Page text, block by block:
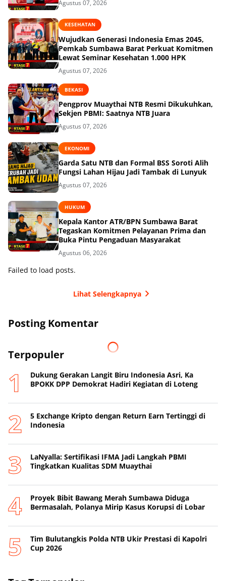
Agustus 07, 2026
KESEHATAN
Wujudkan Generasi Indonesia Emas 2045,
Pemkab Sumbawa Barat Perkuat Komitmen
Lewat Seminar Kesehatan 1.000 HPK
Agustus 07, 2026
BEKASI
Pengprov Muaythai NTB Resmi Dikukuhkan,
Sekjen PBMI: Saatnya NTB Juara
Agustus 07, 2026
EKONOMI
Garda Satu NTB dan Formal BSS Soroti Alih
Fungsi Lahan Hijau Jadi Tambak di Lunyuk
Agustus 07, 2026
HUKUM
Kepala Kantor ATR/BPN Sumbawa Barat
Tegaskan Komitmen Pelayanan Prima dan
Buka Pintu Pengaduan Masyarakat
Agustus 06, 2026
Failed to load posts.
Lihat Selengkapnya
Posting Komentar
Terpopuler
Dukung Gerakan Langit Biru Indonesia Asri, Ka
BPOKK DPP Demokrat Hadiri Kegiatan di Loteng
5 Exchange Kripto dengan Return Earn Tertinggi di
Indonesia
LaNyalla: Sertifikasi IFMA Jadi Langkah PBMI
Tingkatkan Kualitas SDM Muaythai
Proyek Bibit Bawang Merah Sumbawa Diduga
Bermasalah, Polanya Mirip Kasus Korupsi di Lobar
Tim Bulutangkis Polda NTB Ukir Prestasi di Kapolri
Cup 2026